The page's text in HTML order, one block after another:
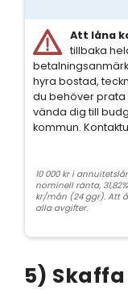
Att låna
tillbaka
hyra bostad,
du behöver prata
vända dig till
kommun.
10 000 kr i
nominell ränta,
kr/mån (24 ggr). Att
alla avgifter.
5)